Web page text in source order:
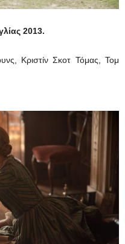
2013.
Κριστίν Σκοτ Τόμας, Τομ